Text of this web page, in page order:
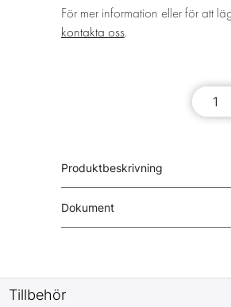
För mer information eller för att
kontakta oss.
Produktbeskrivning
Dokument
Tillbehör